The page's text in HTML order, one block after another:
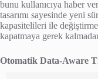
bunu kullanıcıya haber
tasarımı sayesinde yeni
kapasitelileri ile
kapatmaya gerek
Otomatik Data-Aware